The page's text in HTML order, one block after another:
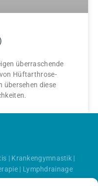
überraschende
Hüftarthrose-
übersehen diese
| Krankengymnastik |
| Lymphdrainage